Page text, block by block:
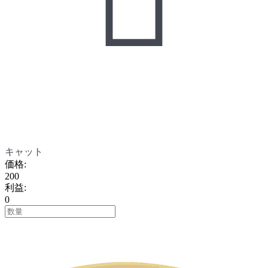
キャット
価格:
200
利益:
0